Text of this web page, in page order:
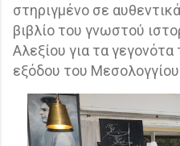
στηριγμένο σε
βιβλίο του γνωστού
Αλεξίου για τα γεγονότα
εξόδου του